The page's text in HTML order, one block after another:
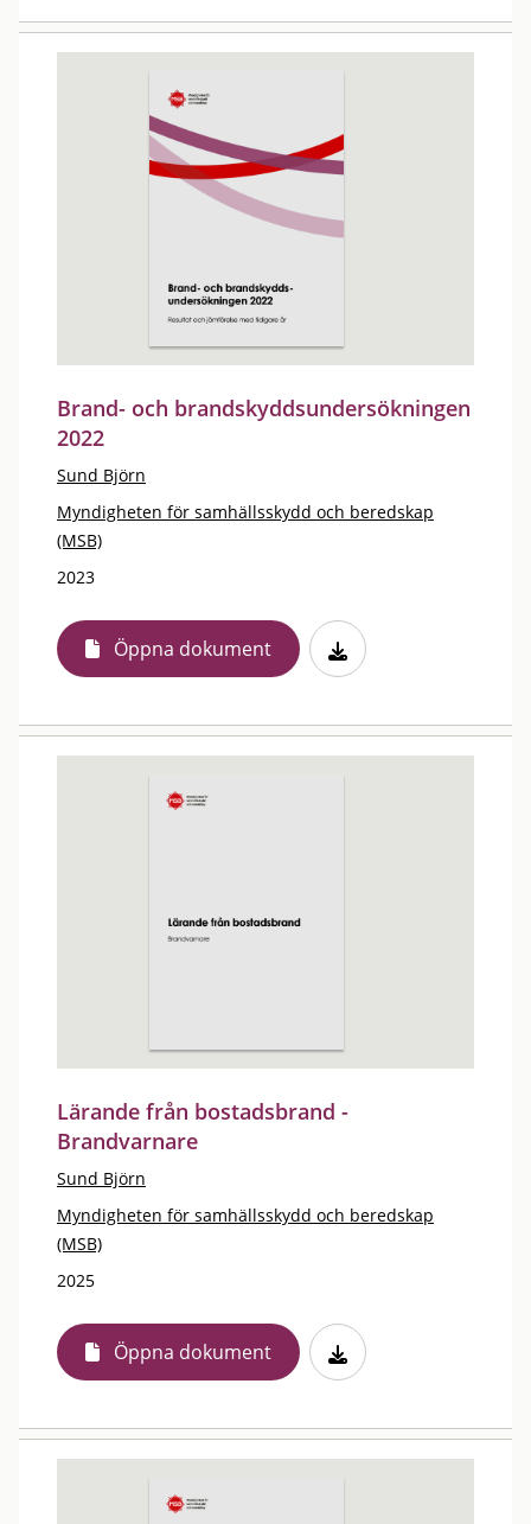
Brand- och brandskyddsundersökningen
2022
Sund Björn
Myndigheten för samhällsskydd och beredskap
(MSB)
2023
Öppna dokument
Lärande från bostadsbrand -
Brandvarnare
Sund Björn
Myndigheten för samhällsskydd och beredskap
(MSB)
2025
Öppna dokument